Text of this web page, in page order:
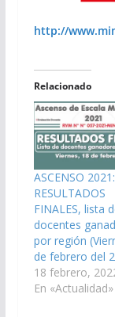
http://
Relacionado
ASCENSO 2021:
RESULTADOS
FINALES, lista
docentes
por región
de febrero del
18 febrero,
En «Actualidad»